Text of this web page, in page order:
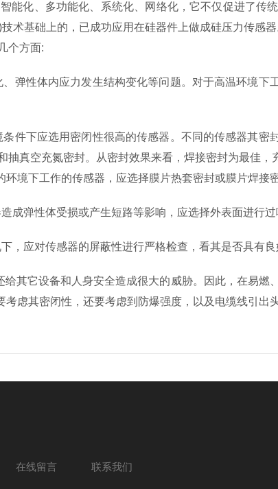
能化、多功能化、系统化、网络化，它不仅促进了
术基础上的，已成功应用在硅器件上做成硅压力传感器
个方面:
性体内应力发生结构变化等问题。对于高温环境下
下应选用密闭性很高的传感器。不同的传感器其密
抽真空充氮密封。从密封效果来看，焊接密封为最佳
境下工作的传感器，应选择膜片热套密封或膜片焊接
弹性体受损或产生短路等影响，应选择外表面进行过
应对传感器的屏蔽性进行严格检查，看其是否具有良
它设备和人身安全造成很大的威胁。因此，在易燃
虑其密闭性，还要考虑到防爆强度，以及电缆线引出
在线留言 联系我们